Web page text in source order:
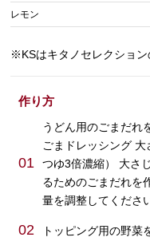
レモン
※KSはキタノセレクション
作り方
01
うどん用のごまだれ
ごまドレッシング
つゆ3倍濃縮） 大さ
るためのごまだれを
量を調整してくださ
02 トッピング用の野菜